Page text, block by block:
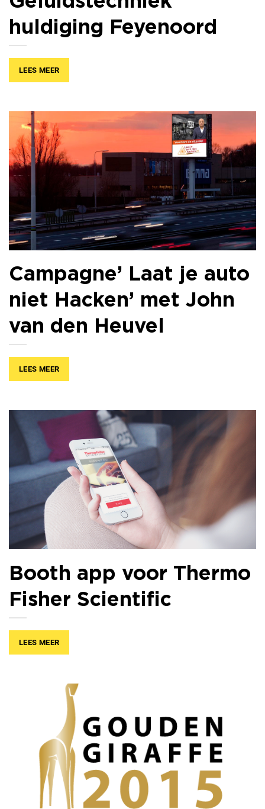
huldiging Feyenoord
LEES MEER
Campagne’ Laat je auto
niet Hacken’ met John
van den Heuvel
LEES MEER
Booth app voor Thermo
Fisher Scientific
LEES MEER